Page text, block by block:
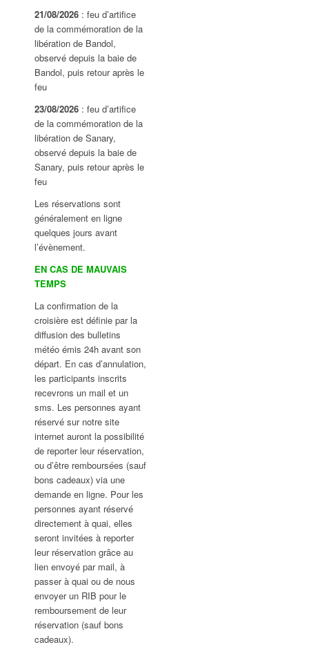
21/08/2026 : feu d’artifice
de la commémoration de la
libération de Bandol,
observé depuis la baie de
Bandol, puis retour après le
feu
23/08/2026 : feu d’artifice
de la commémoration de la
libération de Sanary,
observé depuis la baie de
Sanary, puis retour après le
feu
Les réservations sont
généralement en ligne
quelques jours avant
l’évènement.
EN CAS DE MAUVAIS
TEMPS
La confirmation de la
croisière est définie par la
diffusion des bulletins
météo émis 24h avant son
départ. En cas d’annulation,
les participants inscrits
recevrons un mail et un
sms. Les personnes ayant
réservé sur notre site
internet auront la possibilité
de reporter leur réservation,
ou d’être remboursées (sauf
bons cadeaux) via une
demande en ligne. Pour les
personnes ayant réservé
directement à quai, elles
seront invitées à reporter
leur réservation grâce au
lien envoyé par mail, à
passer à quai ou de nous
envoyer un RIB pour le
remboursement de leur
réservation (sauf bons
cadeaux).